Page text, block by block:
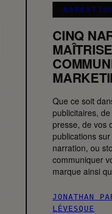
CINQ
Que ce soit
publicitaires,
presse, de vos
publications
narration, ou
communiquer
marque ainsi
JONATHAN
LÉVESQUE